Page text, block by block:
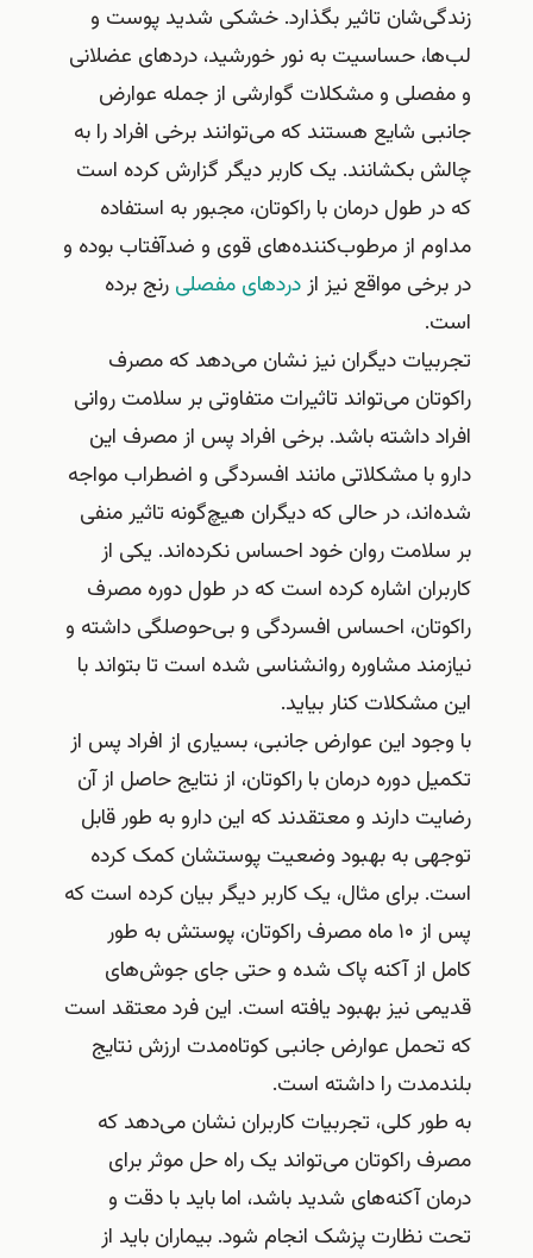
زندگی‌شان تاثیر بگذارد. خشکی شدید پوست و
لب‌ها، حساسیت به نور خورشید، دردهای عضلانی
و مفصلی و مشکلات گوارشی از جمله عوارض
جانبی شایع هستند که می‌توانند برخی افراد را به
چالش بکشانند. یک کاربر دیگر گزارش کرده است
که در طول درمان با راکوتان، مجبور به استفاده
مداوم از مرطوب‌کننده‌های قوی و ضدآفتاب بوده و
در برخی مواقع نیز ازدردهای مفصلی رنج برده
است.
تجربیات دیگران نیز نشان می‌دهد که مصرف
راکوتان می‌تواند تاثیرات متفاوتی بر سلامت روانی
افراد داشته باشد. برخی افراد پس از مصرف این
دارو با مشکلاتی مانند افسردگی و اضطراب مواجه
شده‌اند، در حالی که دیگران هیچ‌گونه تاثیر منفی
بر سلامت روان خود احساس نکرده‌اند. یکی از
کاربران اشاره کرده است که در طول دوره مصرف
راکوتان، احساس افسردگی و بی‌حوصلگی داشته و
نیازمند مشاوره روانشناسی شده است تا بتواند با
این مشکلات کنار بیاید.
با وجود این عوارض جانبی، بسیاری از افراد پس از
تکمیل دوره درمان با راکوتان، از نتایج حاصل از آن
رضایت دارند و معتقدند که این دارو به طور قابل
توجهی به بهبود وضعیت پوستشان کمک کرده
است. برای مثال، یک کاربر دیگر بیان کرده است که
پس از ۱۰ ماه مصرف راکوتان، پوستش به طور
کامل از آکنه پاک شده و حتی جای جوش‌های
قدیمی نیز بهبود یافته است. این فرد معتقد است
که تحمل عوارض جانبی کوتاه‌مدت ارزش نتایج
بلندمدت را داشته است.
به طور کلی، تجربیات کاربران نشان می‌دهد که
مصرف راکوتان می‌تواند یک راه حل موثر برای
درمان آکنه‌های شدید باشد، اما باید با دقت و
تحت نظارت پزشک انجام شود. بیماران باید از